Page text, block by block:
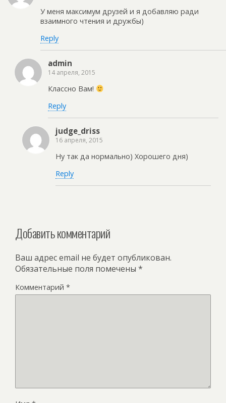
У меня максимум друзей и я добавляю ради
взаимного чтения и дружбы)
Reply
admin
14 апреля, 2015
Классно Вам!
Reply
judge_driss
16 апреля, 2015
Ну так да нормально) Хорошего дня)
Reply
Добавить комментарий
Ваш адрес email не будет опубликован.
Обязательные поля помечены *
Комментарий *